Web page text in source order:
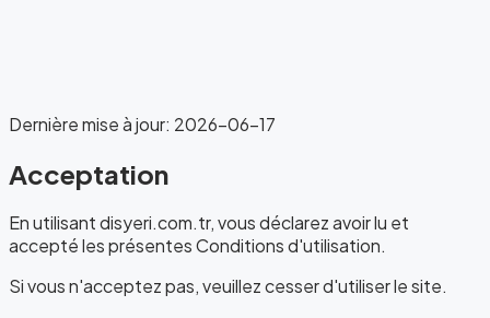
Dernière mise à jour: 2026-06-17
Acceptation
En utilisant disyeri.com.tr, vous déclarez avoir lu et
accepté les présentes Conditions d'utilisation.
Si vous n'acceptez pas, veuillez cesser d'utiliser le site.